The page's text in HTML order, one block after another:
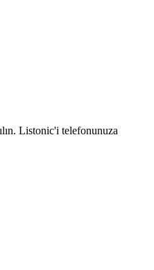
Listonic'i telefonunuza